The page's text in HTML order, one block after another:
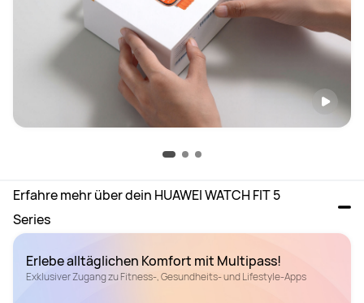
Erfahre mehr über dein HUAWEI WATCH FIT 5
Series
Erlebe alltäglichen Komfort mit Multipass!
Exklusiver Zugang zu Fitness-, Gesundheits- und Lifestyle-Apps